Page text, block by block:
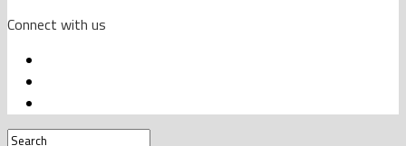
Connect with us